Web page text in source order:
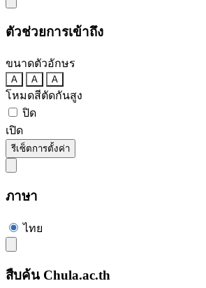
ตัวช่วยการเข้าถึง
ขนาดตัวอักษร
A A A
โหมดสีตัดกันสูง
ปิด
เปิด
รีเซ็ตการตั้งค่า
ภาษา
ไทย
สืบค้น Chula.ac.th